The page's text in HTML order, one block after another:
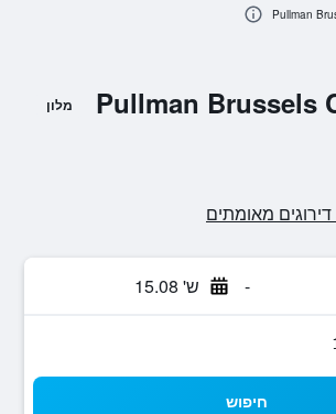
Pullman Brussels מלון
- ש' 15.08
חיפוש